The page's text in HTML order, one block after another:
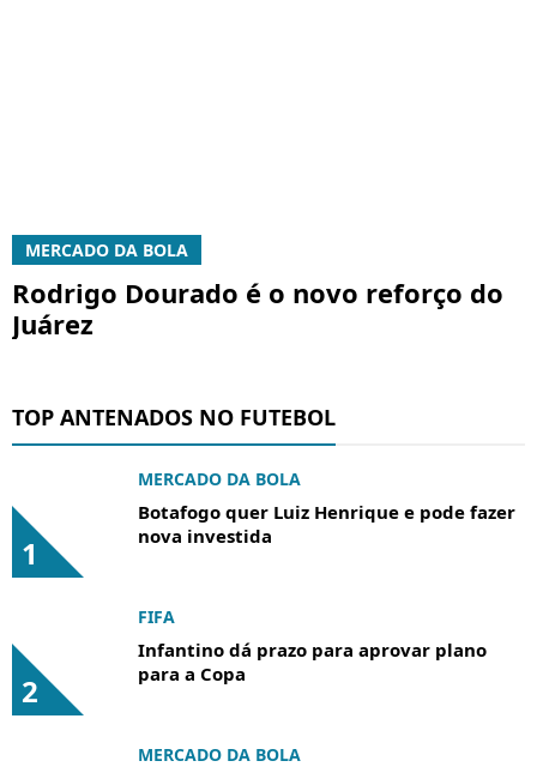
MERCADO DA BOLA
Rodrigo Dourado é o novo reforço do
Juárez
TOP ANTENADOS NO FUTEBOL
1
MERCADO DA BOLA
Botafogo quer Luiz Henrique e pode fazer
nova investida
2
FIFA
Infantino dá prazo para aprovar plano
para a Copa
MERCADO DA BOLA